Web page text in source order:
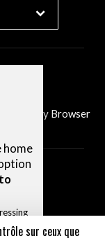
Ability Browser
sur ceux que
home
right